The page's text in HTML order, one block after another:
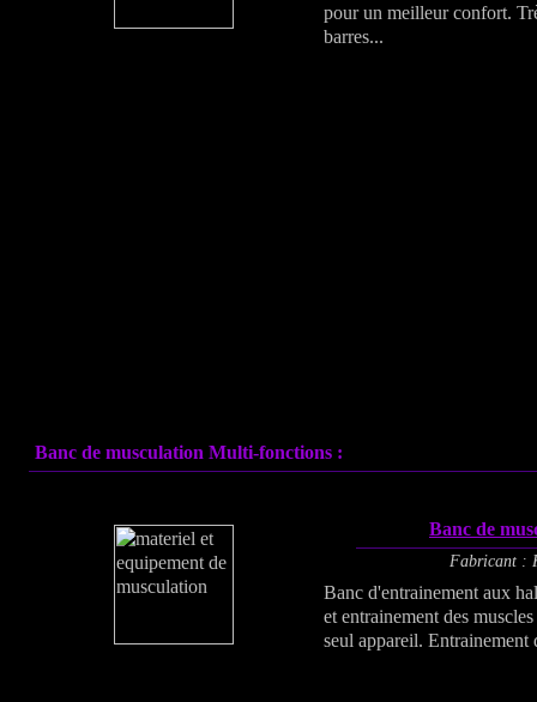
pour un meilleur confort.
barres...
Banc de musculation Multi-fonctions :
Banc de
Fabricant :
Banc d'entrainement aux
et entrainement des
seul appareil. Entrainement